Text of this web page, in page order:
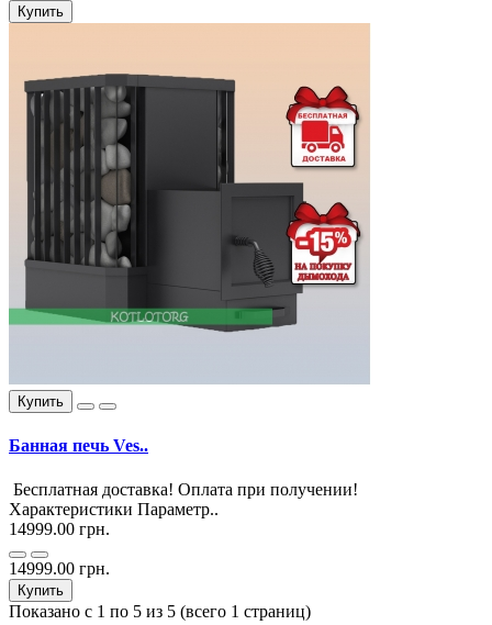
Купить
Купить
Банная печь Ves..
Бесплатная доставка! Оплата при получении!
Характеристики Параметр..
14999.00 грн.
14999.00 грн.
Купить
Показано с 1 по 5 из 5 (всего 1 страниц)